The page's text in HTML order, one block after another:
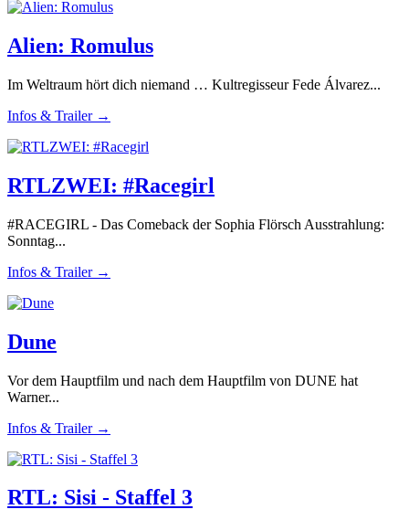
Alien: Romulus
Im Weltraum hört dich niemand … Kultregisseur Fede Álvarez...
Infos & Trailer →
RTLZWEI: #Racegirl
#RACEGIRL - Das Comeback der Sophia Flörsch Ausstrahlung:
Sonntag...
Infos & Trailer →
Dune
Vor dem Hauptfilm und nach dem Hauptfilm von DUNE hat
Warner...
Infos & Trailer →
RTL: Sisi - Staffel 3